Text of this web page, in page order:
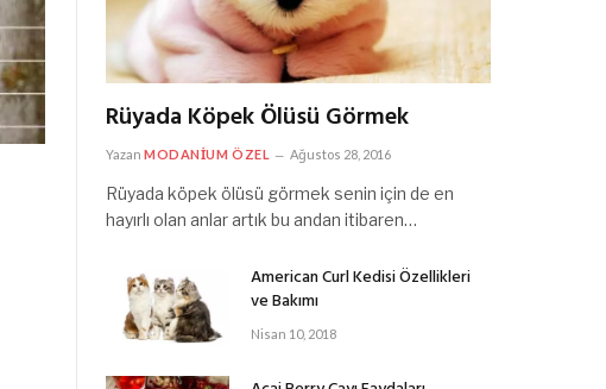
Rüyada Köpek Ölüsü Görmek
Yazan MODANIUM ÖZEL Ağustos 28, 2016
Rüyada köpek ölüsü görmek senin için de en
hayırlı olan anlar artık bu andan itibaren…
American Curl Kedisi Özellikleri
ve Bakımı
Nisan 10, 2018